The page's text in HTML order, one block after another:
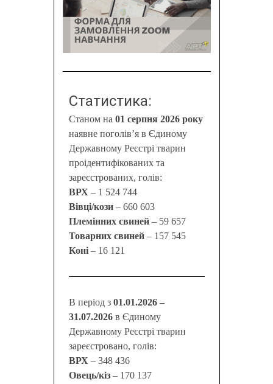
Статистика:
Станом на 01 серпня 2026 року
наявне поголів’я в Єдиному
Державному Реєстрі тварин
проідентифікованих та
зареєстрованих, голів:
ВРХ – 1 524 744
Вівці/кози– 660 603
Племінних свиней– 59 657
Товарних свиней – 157 545
Коні– 16 121
В період з01.01.2026 –
31.07.2026 в Єдиному
Державному Реєстрі тварин
зареєстровано, голів:
ВРХ – 348 436
Овець/кіз– 170 137